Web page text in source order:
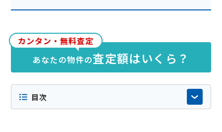
カンタン・無料査定
あなたの物件の査定額はいくら？
目次